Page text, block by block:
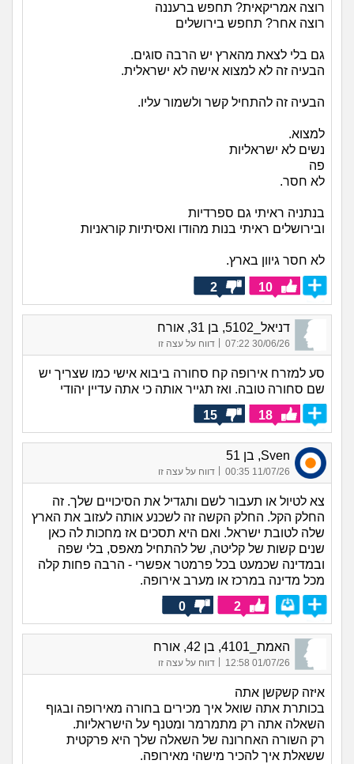
רוצה אמריקאית? תחפש ברעננה
רוצה אחר? תחפש בירושלים
גם בלי לצאת מהארץ יש הרבה סוגים.
הבעיה זה לא למצוא אישה לא ישראלית.
הבעיה זה להתחיל קשר ולשמור עליו.
למצוא.
נשים לא ישראליות
פה
לא חסר.
בנתניה ראיתי גם ספרדיות
ובירושלים ראיתי בנות מהודו ואסיתיות קוראניות
לא חסר גיוון בארץ.
10
2
דניאל_5102, בן 31, אורח
30/06/26 07:22
| דווח על עצה זו
סע למזרח אירופה קח סחורה ביבוא אישי כמו שצריך יש
שם סחורה טובה. ואז תגייר אותה כי אתה עדיין יהודי
18
15
Sven, בן 51
11/07/26 00:35
| דווח על עצה זו
צא לטיול או תעבור לשם ותגדיל את הסיכויים שלך. זה
החלק הקל. החלק הקשה זה לשכנע אותה לעזוב את הארץ
שלה לטובת ישראל. ואם היא תסכים אז מחכות לה כאן
שנים קשות של קליטה, של להתחיל מאפס, בלי שפה
ובמדינה שכמעט בכל פרמטר אפשרי - הרבה פחות קלה
מכל מדינה במרכז או מערב אירופה.
2
0
האמת_4101, בן 42, אורח
01/07/26 12:58 דווח על עצה זו
איזה קשקשן אתה
בכותרת אתה שואל איך מכירים בחורה מאירופה ובגוף
השאלה אתה רק מתמרמר ומטנף על הישראליות.
רק השורה האחרונה של השאלה שלך היא פרקטית
ששאלת איך להכיר מישהי מאירופה.